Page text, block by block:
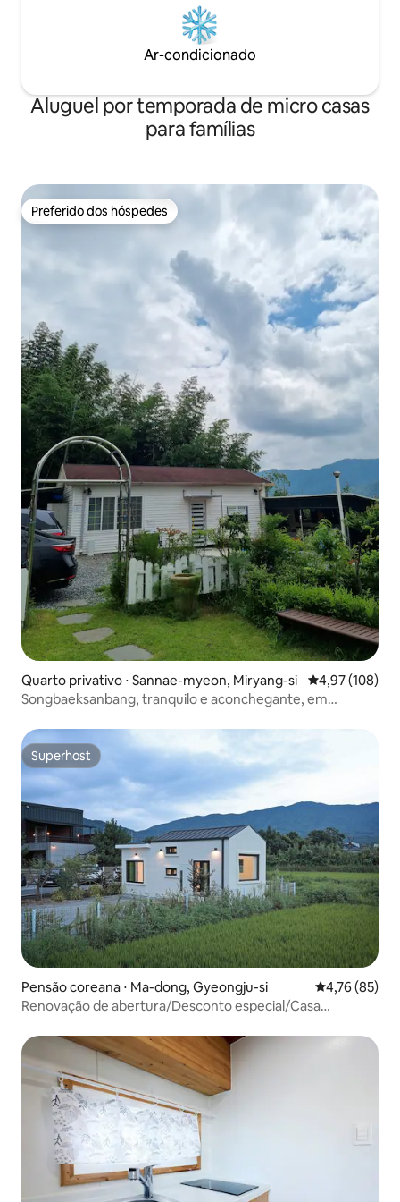
pessoas. * Há gatos no quintal. Como são
crianças que gostam de pessoas,
pedimos que pessoas com alergias ou
que tenham medo de animais façam
Ar-condicionado
Aluguel por temporada de micro casas
para famílias
Preferido dos hóspedes
Preferido dos hóspedes
Quarto privativo ⋅ Sannae-myeon, Miryang-si 4,97 de uma
4,97 (108)
Songbaeksanbang, tranquilo e aconchegante, em
Superhost
Superhost
Pensão coreana ⋅ Ma-dong, Gyeongju-si 4,76 de uma
4,76 (85)
Renovação de abertura/Desconto especial/Casa
completo/Jacuzzi/Acomodação emocional/Novos